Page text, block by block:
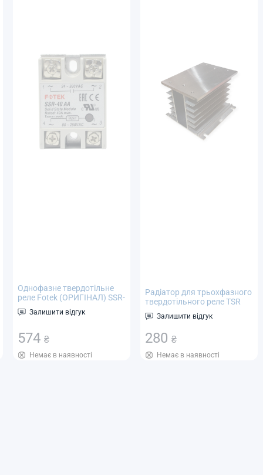
Однофазне твердотільне
реле Fotek (ОРИГІНАЛ) SSR-
40AA тип AC-AC, Imax 40А
24-380В змінного струму
Залишити відгук
574 ₴
Немає в наявності
Радіатор для трьохфазного
твердотільного реле TSR
10/25/40/60 A
Залишити відгук
280 ₴
Немає в наявності